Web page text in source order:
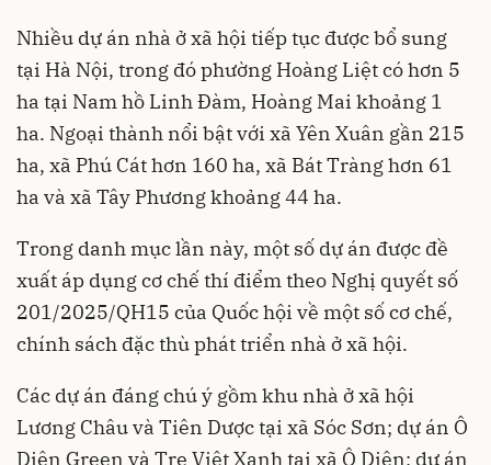
Nhiều dự án nhà ở xã hội tiếp tục được bổ sung
tại Hà Nội, trong đó phường Hoàng Liệt có hơn 5
ha tại Nam hồ Linh Đàm, Hoàng Mai khoảng 1
ha. Ngoại thành nổi bật với xã Yên Xuân gần 215
ha, xã Phú Cát hơn 160 ha, xã Bát Tràng hơn 61
ha và xã Tây Phương khoảng 44 ha.
Trong danh mục lần này, một số dự án được đề
xuất áp dụng cơ chế thí điểm theo Nghị quyết số
201/2025/QH15 của Quốc hội về một số cơ chế,
chính sách đặc thù phát triển nhà ở xã hội.
Các dự án đáng chú ý gồm khu nhà ở xã hội
Lương Châu và Tiên Dược tại xã Sóc Sơn; dự án Ô
Diên Green và Tre Việt Xanh tại xã Ô Diên; dự án